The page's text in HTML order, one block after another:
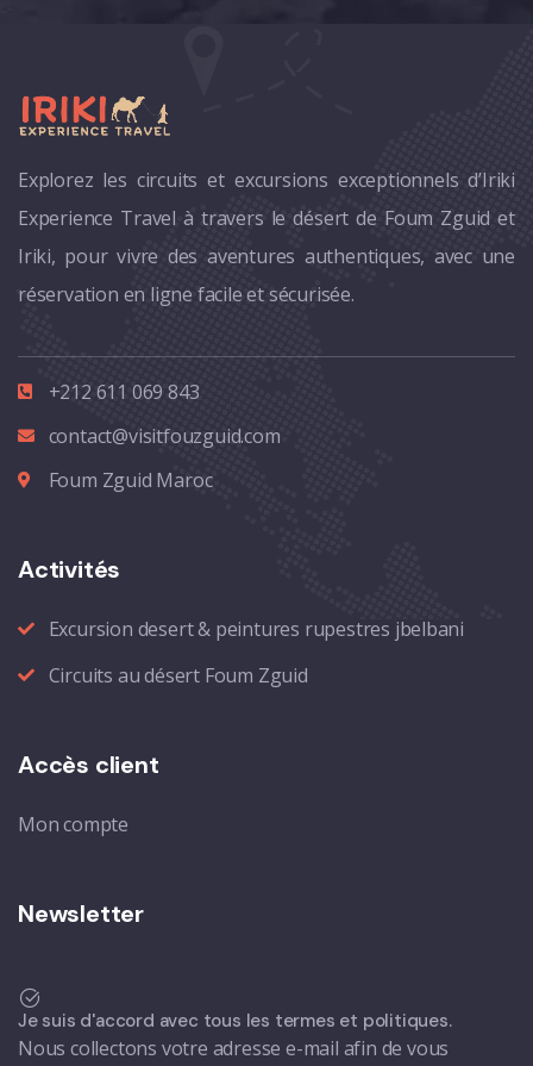
Explorez les circuits et excursions exceptionnels d’Iriki
Experience Travel à travers le désert de Foum Zguid et
Iriki, pour vivre des aventures authentiques, avec une
réservation en ligne facile et sécurisée.
+212 611 069 843
contact@visitfouzguid.com
Foum Zguid Maroc
Activités
Excursion desert & peintures rupestres jbelbani
Circuits au désert Foum Zguid
Accès client
Mon compte
Newsletter
Je suis d'accord avec tous les termes et politiques.
Nous collectons votre adresse e-mail afin de vous